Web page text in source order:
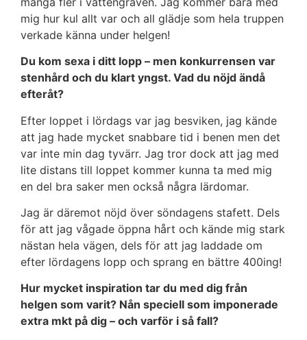
mig hur kul allt var och all glädje som hela truppen
verkade känna under helgen!
Du kom sexa i ditt lopp – men konkurrensen var
stenhård och du klart yngst. Vad du nöjd ändå
efteråt?
Efter loppet i lördags var jag besviken, jag kände
att jag hade mycket snabbare tid i benen men det
var inte min dag tyvärr. Jag tror dock att jag med
lite distans till loppet kommer kunna ta med mig
en del bra saker men också några lärdomar.
Jag är däremot nöjd över söndagens stafett. Dels
för att jag vågade öppna hårt och kände mig stark
nästan hela vägen, dels för att jag laddade om
efter lördagens lopp och sprang en bättre 400ing!
Hur mycket inspiration tar du med dig från
helgen som varit? Nån speciell som imponerade
extra mkt på dig – och varför i så fall?